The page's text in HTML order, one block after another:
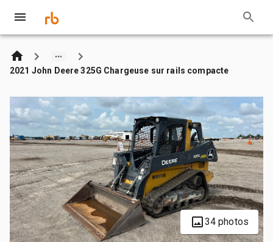
2021 John Deere 325G Chargeuse sur rails compacte
34 photos